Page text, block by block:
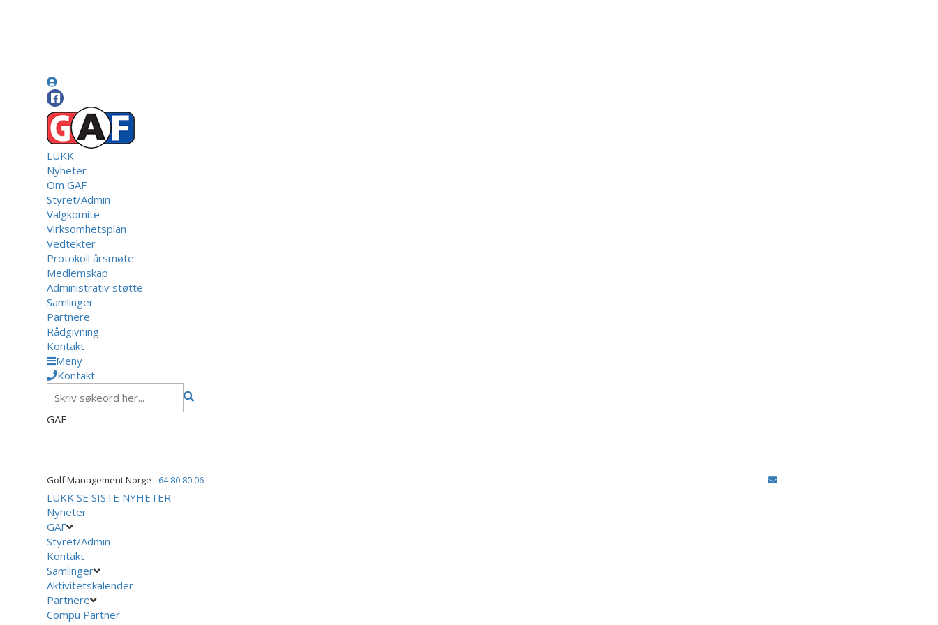
LUKK
Nyheter
Om GAF
Styret/Admin
Valgkomite
Virksomhetsplan
Vedtekter
Protokoll årsmøte
Medlemskap
Administrativ støtte
Samlinger
Partnere
Rådgivning
Kontakt
Meny
Kontakt
GAF
Golf Management Norge 64 80 80 06
LUKK SE SISTE NYHETER
Nyheter
GAF
Styret/Admin
Kontakt
Samlinger
Aktivitetskalender
Partnere
Compu Partner